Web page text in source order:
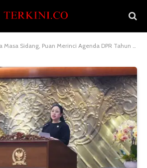
Masa Sidang, Puan Merinci Agenda DPR Tahun 2025